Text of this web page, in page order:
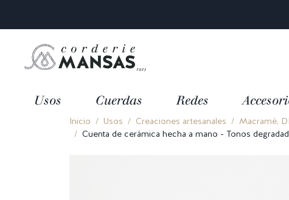
Usos Cuerdas Redes
Inicio Usos Creaciones artesanales Macramé,
Cuenta de cerámica hecha a mano - Tonos